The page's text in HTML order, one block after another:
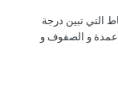
التي تبين درجة
و الصفوف و
اكثر وضوحا